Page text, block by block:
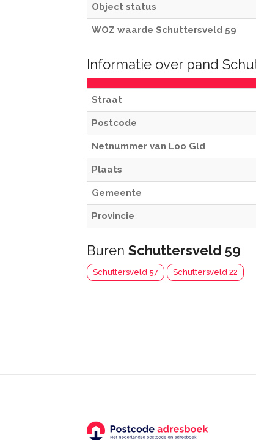
Object status
WOZ waarde Schuttersveld 59
Informatie over pand
Straat
Postcode
Netnummer van Loo Gld
Plaats
Gemeente
Provincie
Buren Schuttersveld 59
Schuttersveld 57 Schuttersveld 22